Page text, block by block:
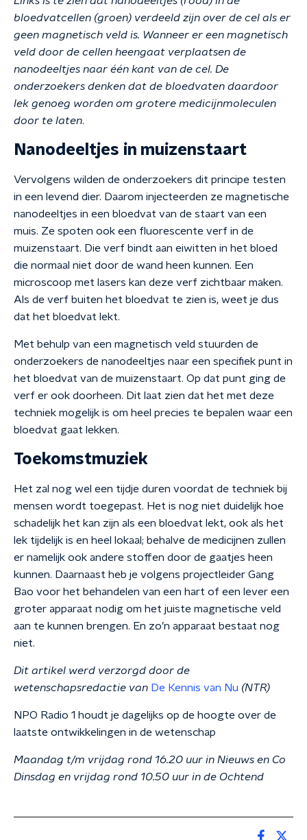
bloedvatcellen (groen) verdeeld zijn over de cel als er
geen magnetisch veld is. Wanneer er een magnetisch
veld door de cellen heengaat verplaatsen de
nanodeeltjes naar één kant van de cel. De
onderzoekers denken dat de bloedvaten daardoor
lek genoeg worden om grotere medicijnmoleculen
door te laten.
Nanodeeltjes in muizenstaart
Vervolgens wilden de onderzoekers dit principe testen
in een levend dier. Daarom injecteerden ze magnetische
nanodeeltjes in een bloedvat van de staart van een
muis. Ze spoten ook een fluorescente verf in de
muizenstaart. Die verf bindt aan eiwitten in het bloed
die normaal niet door de wand heen kunnen. Een
microscoop met lasers kan deze verf zichtbaar maken.
Als de verf buiten het bloedvat te zien is, weet je dus
dat het bloedvat lekt.
Met behulp van een magnetisch veld stuurden de
onderzoekers de nanodeeltjes naar een specifiek punt in
het bloedvat van de muizenstaart. Op dat punt ging de
verf er ook doorheen. Dit laat zien dat het met deze
techniek mogelijk is om heel precies te bepalen waar een
bloedvat gaat lekken.
Toekomstmuziek
Het zal nog wel een tijdje duren voordat de techniek bij
mensen wordt toegepast. Het is nog niet duidelijk hoe
schadelijk het kan zijn als een bloedvat lekt, ook als het
lek tijdelijk is en heel lokaal; behalve de medicijnen zullen
er namelijk ook andere stoffen door de gaatjes heen
kunnen. Daarnaast heb je volgens projectleider Gang
Bao voor het behandelen van een hart of een lever een
groter apparaat nodig om het juiste magnetische veld
aan te kunnen brengen. En zo’n apparaat bestaat nog
niet.
Dit artikel werd verzorgd door de
wetenschapsredactie van De Kennis van Nu (NTR)
NPO Radio 1 houdt je dagelijks op de hoogte over de
laatste ontwikkelingen in de wetenschap
Maandag t/m vrijdag rond 16.20 uur in Nieuws en Co
Dinsdag en vrijdag rond 10.50 uur in de Ochtend